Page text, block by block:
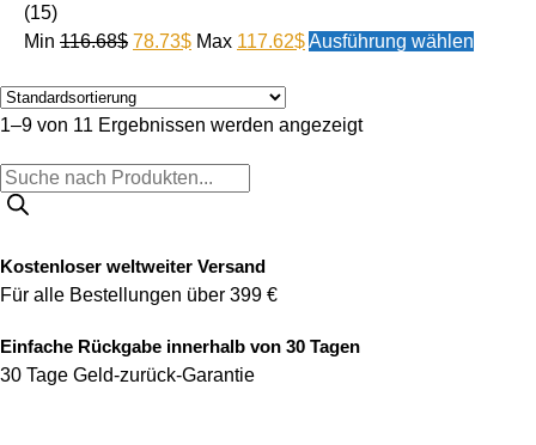
(15)
Min 116.68$ 78.73$ Max 117.62$Ausführung wählen
1–9 von 11 Ergebnissen werden angezeigt
Kostenloser weltweiter Versand
Für alle Bestellungen über 399 €
Einfache Rückgabe innerhalb von 30 Tagen
30 Tage Geld-zurück-Garantie